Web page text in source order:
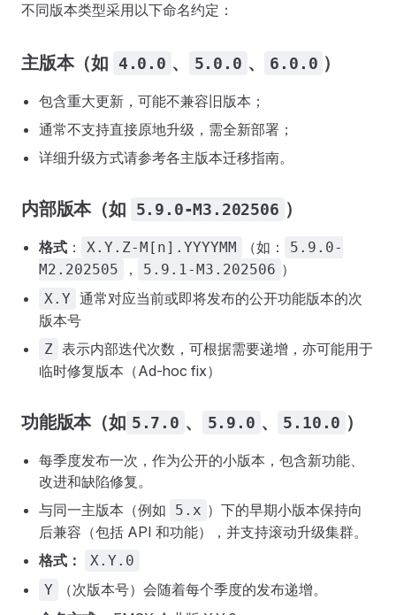
不同版本类型采用以下命名约定：
主版本（如 4.0.0 、 5.0.0 、 6.0.0 ）
包含重大更新，可能不兼容旧版本；
通常不支持直接原地升级，需全新部署；
详细升级方式请参考各主版本迁移指南。
内部版本（如 5.9.0-M3.202506 ）
格式 ： X.Y.Z-M[n].YYYYMM （如：
5.9.0-
M2.202505
， 5.9.1-M3.202506 ）
X.Y 通常对应当前或即将发布的公开功能版本的次
版本号
Z 表示内部迭代次数，可根据需要递增，亦可能用于
临时修复版本（Ad-hoc fix）
功能版本（如 5.7.0 、 5.9.0 、 5.10.0 ）
每季度发布一次，作为公开的小版本，包含新功能、
改进和缺陷修复。
与同一主版本（例如
5.x ）下的早期小版本保持向
后兼容（包括 API 和功能），并支持滚动升级集群。
格式：
X.Y.0
Y
（次版本号）会随着每个季度的发布递增。